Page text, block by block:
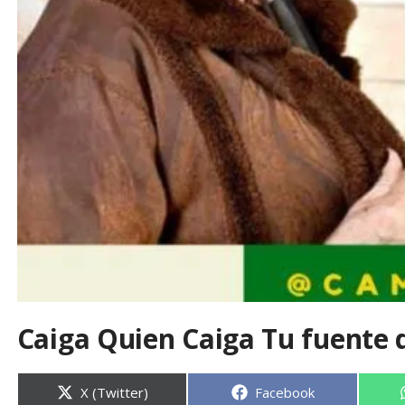
Caiga Quien Caiga Tu fuente
Compartir
X (Twitter) Compartir
Facebook